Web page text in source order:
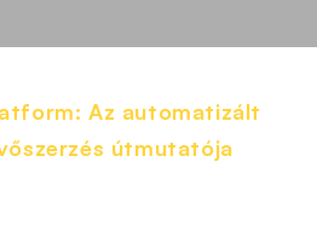
Az automatizált
útmutatója